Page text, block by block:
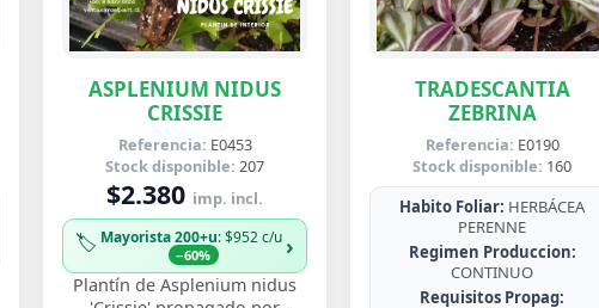
ASPLENIUM NIDUS
CRISSIE
Referencia: E0453
Stock disponible: 207
$2.380 imp. incl.
🏷️ Mayorista 200+u: $952 c/u
−60% ›
Plantín de Asplenium nidus
TRADESCANTIA
ZEBRINA
Referencia: E0190
Stock disponible: 160
Habito Foliar: HERBÁCEA
PERENNE
Regimen Produccion:
CONTINUO
Requisitos Propag: